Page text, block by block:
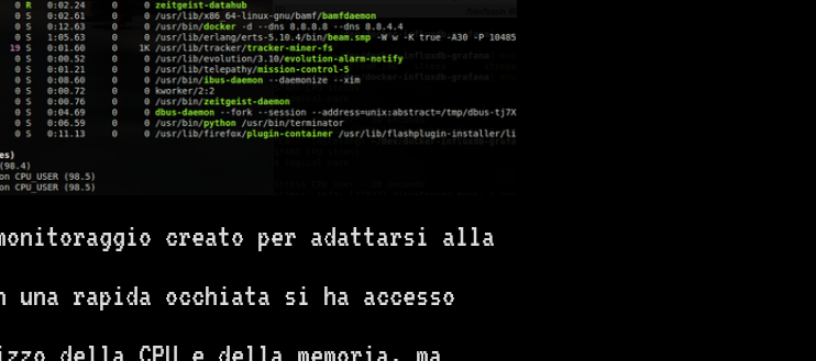
creato per adattarsi alla
una rapida occhiata si ha accesso